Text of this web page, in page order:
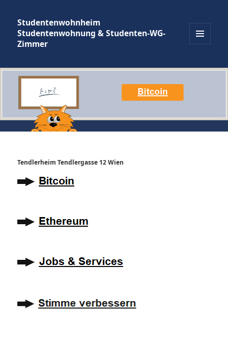
Studentenwohnheim
Studentenwohnung & Studenten-WG-
Zimmer
Tendlerheim Tendlergasse 12 Wien